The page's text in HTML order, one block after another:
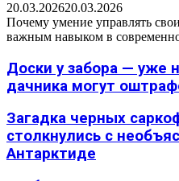
20.03.202620.03.2026
Почему умение управлять
важным навыком в
Доски у забора — уже
дачника могут
Загадка черных
столкнулись с
Антарктиде